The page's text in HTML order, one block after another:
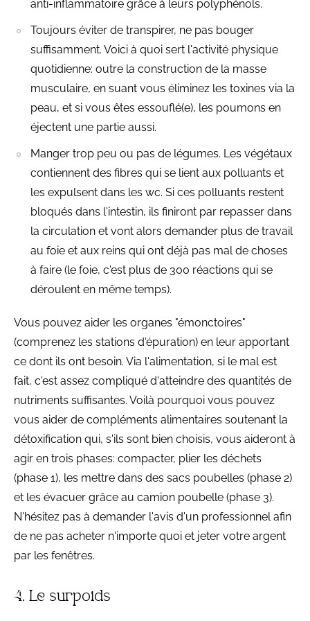
anti-inflammatoire grâce à leurs polyphénols.
Toujours éviter de transpirer, ne pas bouger
suffisamment. Voici à quoi sert l'activité physique
quotidienne: outre la construction de la masse
musculaire, en suant vous éliminez les toxines via la
peau, et si vous êtes essouflé(e), les poumons en
éjectent une partie aussi.
Manger trop peu ou pas de légumes. Les végétaux
contiennent des fibres qui se lient aux polluants et
les expulsent dans les wc. Si ces polluants restent
bloqués dans l'intestin, ils finiront par repasser dans
la circulation et vont alors demander plus de travail
au foie et aux reins qui ont déjà pas mal de choses
à faire (le foie, c'est plus de 300 réactions qui se
déroulent en même temps).
Vous pouvez aider les organes "émonctoires"
(comprenez les stations d'épuration) en leur apportant
ce dont ils ont besoin. Via l'alimentation, si le mal est
fait, c'est assez compliqué d'atteindre des quantités de
nutriments suffisantes. Voilà pourquoi vous pouvez
vous aider de compléments alimentaires soutenant la
détoxification qui, s'ils sont bien choisis, vous aideront à
agir en trois phases: compacter, plier les déchets
(phase 1), les mettre dans des sacs poubelles (phase 2)
et les évacuer grâce au camion poubelle (phase 3).
N'hésitez pas à demander l'avis d'un professionnel afin
de ne pas acheter n'importe quoi et jeter votre argent
par les fenêtres.
4. Le surpoids